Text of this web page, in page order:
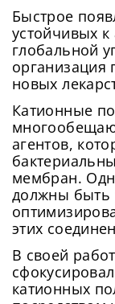
Быстрое
устойчивых
глобальной
организация
новых
Катионные
агентов,
мембран.
должны быть
этих
В своей
катионных